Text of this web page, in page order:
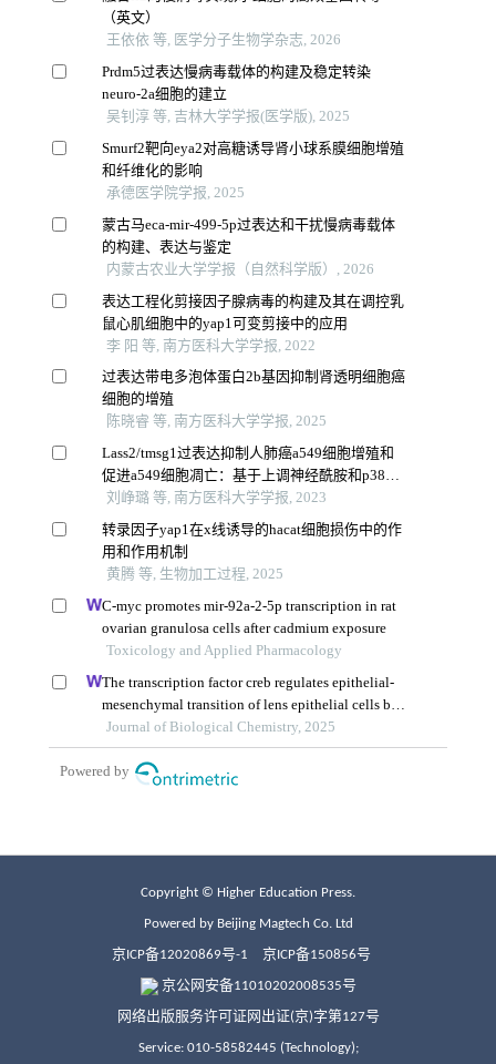
Copyright © Higher Education Press.
Powered by Beijing Magtech Co. Ltd
京ICP备12020869号-1 京ICP备150856号
京公网安备11010202008535号
网络出版服务许可证网出证(京)字第127号
Service: 010-58582445 (Technology);